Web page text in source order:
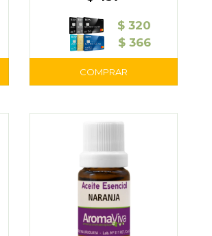
$ 320
$ 366